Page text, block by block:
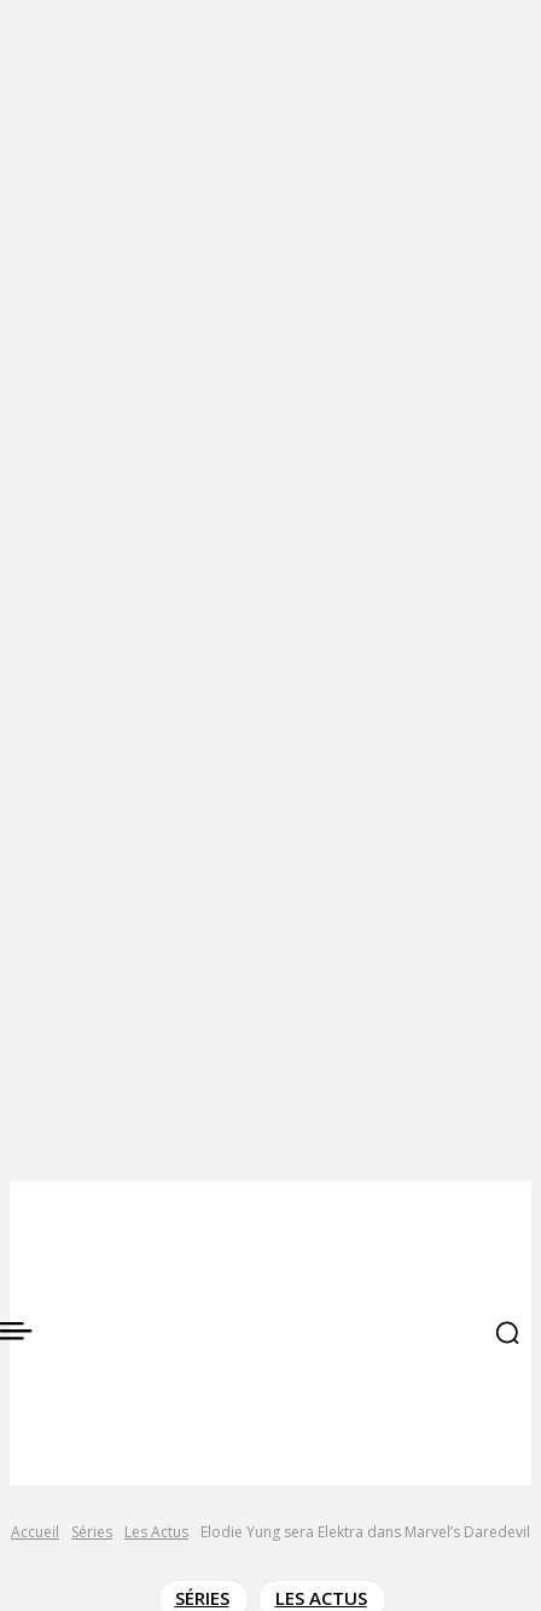
Accueil Séries Les Actus Elodie Yung sera Elektra dans Marvel’s Daredevil
SÉRIES LES ACTUS